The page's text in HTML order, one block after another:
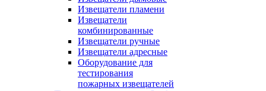
Извещатели пламени
Извещатели
комбинированные
Извещатели ручные
Извещатели адресные
Оборудование для
тестирования
пожарных извещателей